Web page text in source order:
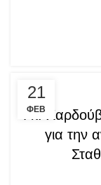
21
ΦΕΒ
Γκ.
για την